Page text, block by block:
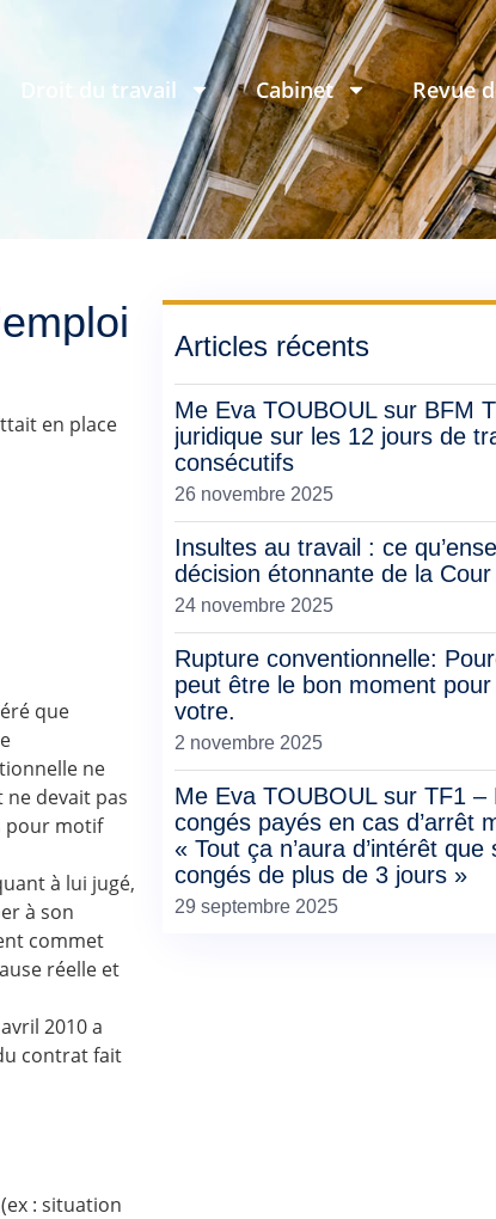
Droit du travail Cabinet Revue
en place
que
ne
devait pas
pour motif
à lui jugé,
à son
commet
réelle et
2010 a
contrat fait
: situation
Articles récents
Me Eva TOUBOUL sur BFM
juridique sur les 12 jours de
consécutifs
26 novembre 2025
Insultes au travail : ce
décision étonnante de la Cour
24 novembre 2025
Rupture conventionnelle:
peut être le bon moment
votre.
2 novembre 2025
Me Eva TOUBOUL sur TF1 –
congés payés en cas d’arrêt
« Tout ça n’aura d’intérêt que
congés de plus de 3 jours »
29 septembre 2025